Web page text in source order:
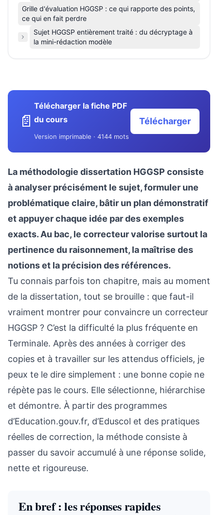
tient
Grille d'évaluation HGGSP : ce qui rapporte des points,
ce qui en fait perdre
Sujet HGGSP entièrement traité : du décryptage à
la mini-rédaction modèle
📄
Télécharger la fiche PDF
du cours
Version imprimable · 4144 mots
Télécharger
La méthodologie dissertation HGGSP consiste
à analyser précisément le sujet, formuler une
problématique claire, bâtir un plan démonstratif
et appuyer chaque idée par des exemples
exacts. Au bac, le correcteur valorise surtout la
pertinence du raisonnement, la maîtrise des
notions et la précision des références.
Tu connais parfois ton chapitre, mais au moment
de la dissertation, tout se brouille : que faut-il
vraiment montrer pour convaincre un correcteur
HGGSP ? C’est la difficulté la plus fréquente en
Terminale. Après des années à corriger des
copies et à travailler sur les attendus officiels, je
peux te le dire simplement : une bonne copie ne
répète pas le cours. Elle sélectionne, hiérarchise
et démontre. À partir des programmes
d’Education.gouv.fr, d’Eduscol et des pratiques
réelles de correction, la méthode consiste à
passer du savoir accumulé à une réponse solide,
nette et rigoureuse.
En bref : les réponses rapides